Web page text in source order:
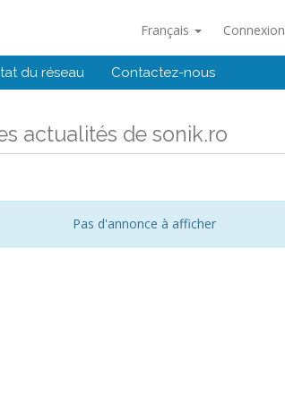
Français Connexion
du réseau Contactez-nous
actualités de sonik.ro
Pas d'annonce à afficher